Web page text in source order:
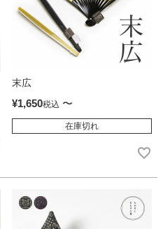
末広
¥1,650税込 〜
在庫切れ